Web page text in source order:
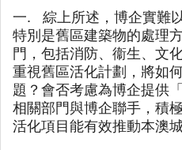
一. 綜上所述，博企實難
特別是舊區建築物的處理
門，包括消防、衞生、文
重視舊區活化計劃，將如
題？會否考慮為博企提供
相關部門與博企聯手，積
活化項目能有效推動本澳